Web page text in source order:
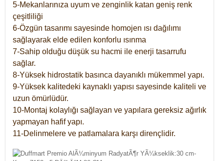
5-Mekanlarınıza uyum ve zenginlik katan geniş renk
çeşitliliği
6-Özgün tasarımı sayesinde homojen ısı dağılımı
sağlayarak elde edilen konforlu ısınma
7-Sahip olduğu düşük su hacmi ile enerji tasarrufu
sağlar.
8-Yüksek hidrostatik basınca dayanıklı mükemmel yapı.
9-Yüksek kalitedeki kaynaklı yapısı sayesinde kaliteli ve
uzun ömürlüdür.
10-Montaj kolaylığı sağlayan ve yapılara gereksiz ağırlık
yapmayan hafif yapı.
11-Delinmelere ve patlamalara karşı dirençlidir.